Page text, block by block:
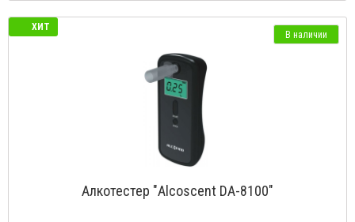
ХИТ
В наличии
Алкотестер "Alcoscent DA-8100"